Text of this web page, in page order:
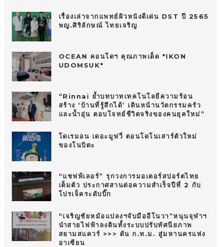
เรื่องเล่าจากแพทย์ผิวหนังดีเด่น DST ปี 2565
พญ.ศิริลักษณ์ ไทยเจริญ
OCEAN คอนโดฯ คุณภาพเด็ด "IKON
UDOMSUK"
“Rinnai ย้ำบทบาทเทคโนโลยีความร้อน
สร้าง ‘บ้านที่รู้สึกได้’ เดินหน้านวัตกรรมครัว
และน้ำอุ่น ตอบโจทย์ชีวิตจริงของคนยุคใหม่”
โดเรมอน เดอะมูฟวี่ ตอนโดโนเสาร์ตัวใหม่
ของโนบิตะ
“แชฟฟ์เลอร์” รุกวงการมอเตอร์สปอร์ตไทย
เต็มตัว ประกาศสานต่อความสำเร็จปีที่ 2 กับ
โปรเจ็คระดับบิ๊ก
“เจริญชัยหม้อแปลงฯจับมืออีโนวา”หนุนจุฬาฯ
นำสายไฟฟ้าลงดินทั้งระบบปรับทัศนียภาพ
สยามสแควร์ >>> ดัน ก.ท.ม. สู่มหานครแห่ง
อาเซียน